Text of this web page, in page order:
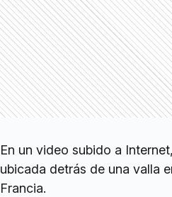
En un video subido a
ubicada detrás de una valla
Francia.